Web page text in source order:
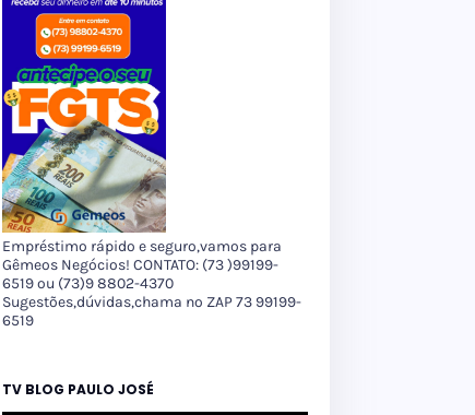
Empréstimo rápido e seguro,vamos para
Gêmeos Negócios! CONTATO: (73 )99199-
6519 ou (73)9 8802-4370
Sugestões,dúvidas,chama no ZAP 73 99199-
6519
TV BLOG PAULO JOSÉ